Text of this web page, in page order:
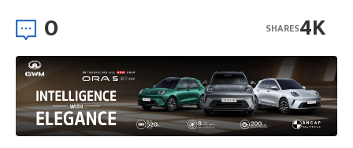
0 4K
SHARES